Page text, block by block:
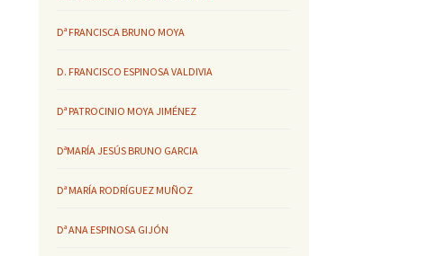
Dª FRANCISCA BRUNO MOYA
D. FRANCISCO ESPINOSA VALDIVIA
Dª PATROCINIO MOYA JIMÉNEZ
DªMARÍA JESÚS BRUNO GARCIA
Dª MARÍA RODRÍGUEZ MUÑOZ
Dª ANA ESPINOSA GIJÓN